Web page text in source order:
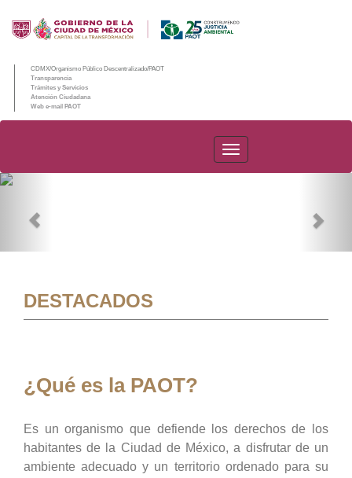
CDMX/Organismo Público Descentralizado/PAOT
Transparencia
Trámites y Servicios
Atención Ciudadana
Web e-mail PAOT
PAOT
DESTACADOS
¿Qué es la PAOT?
Es un organismo que defiende los derechos de los
habitantes de la Ciudad de México, a disfrutar de un
ambiente adecuado y un territorio ordenado para su